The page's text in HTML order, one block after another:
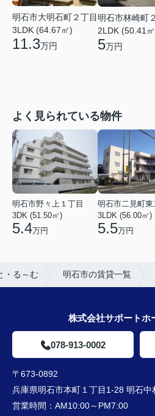
明石市大明石町２丁目
3LDK (64.67㎡)
11.3万円
明石市林崎町
2LDK (50.41
5万円
よく見られている物件
明石市野々上１丁目
3DK (51.50㎡)
5.4万円
明石市二見町東
3LDK (56.00㎡)
5.5万円
・る～む 明石市の賃貸一覧
株式会社サポートホ
078-913-0002
〒673-0892
兵庫県明石市本町１丁目1-28 明石中
営業時間： AM10:00～PM7:00